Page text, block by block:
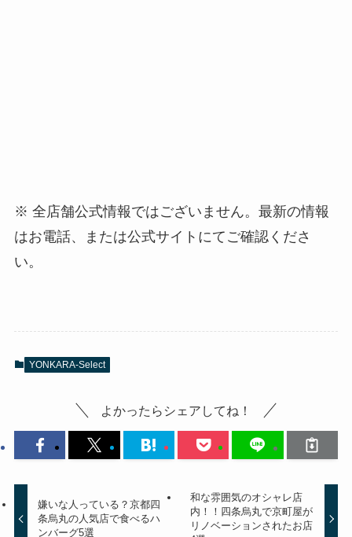
※ 全店舗公式情報ではございません。最新の情報
はお電話、または公式サイトにてご確認くださ
い。
YONKARA-Select
よかったらシェアしてね！
嫌いな人っている？京都四
条烏丸の人気店で食べるハ
ンバーグ5選
和な雰囲気のオシャレ店
内！！四条烏丸で京町屋が
リノベーションされたお店